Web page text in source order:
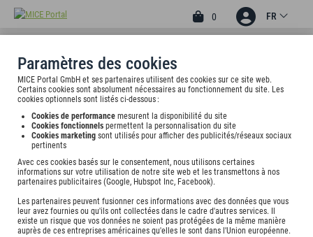
Paramètres des cookies
MICE Portal GmbH et ses partenaires utilisent des cookies sur ce site web.
Certains cookies sont absolument nécessaires au fonctionnement du site. Les
cookies optionnels sont listés ci-dessous :
Cookies de performance mesurent la disponibilité du site
Cookies fonctionnels permettent la personnalisation du site
Cookies marketing sont utilisés pour afficher des publicités/réseaux sociaux
pertinents
Avec ces cookies basés sur le consentement, nous utilisons certaines
informations sur votre utilisation de notre site web et les transmettons à nos
partenaires publicitaires (Google, Hubspot Inc, Facebook).
Les partenaires peuvent fusionner ces informations avec des données que vous
leur avez fournies ou qu'ils ont collectées dans le cadre d'autres services. Il
existe un risque que vos données ne soient pas protégées de la même manière
auprès de ces entreprises américaines qu'elles le sont dans l'Union européenne.
0 FR
2
HOTEL AM STADION
Kalkweg 26, 47055 Duisburg, undefined
AJOUTER AU PORTEFEUILLE